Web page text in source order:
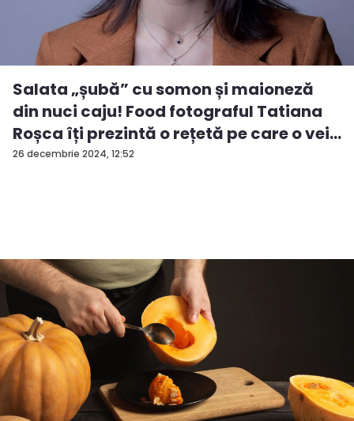
26 decembrie 2024, 12:52
Salata „șubă” cu somon și maioneză
din nuci caju! Food fotograful Tatiana
Roșca îți prezintă o rețetă pe care o vei...